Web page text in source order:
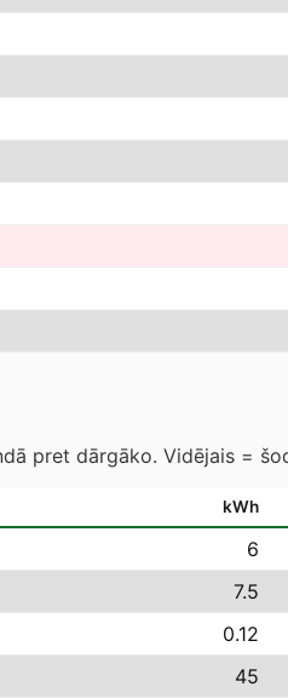
pret dārgāko. Vidējais =
kWh
6
7.5
0.12
45